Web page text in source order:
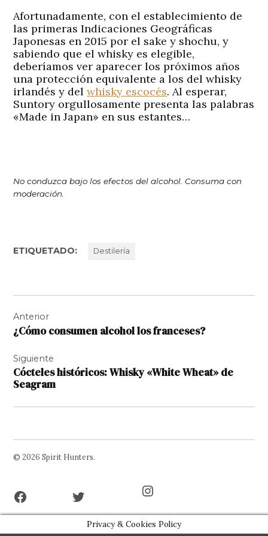
Afortunadamente, con el establecimiento de
las primeras Indicaciones Geográficas
Japonesas en 2015 por el sake y shochu, y
sabiendo que el whisky es elegible,
deberíamos ver aparecer los próximos años
una protección equivalente a los del whisky
irlandés y delwhisky escocés. Al esperar,
Suntory orgullosamente presenta las palabras
«Made in Japan» en sus estantes…
No conduzca bajo los efectos del alcohol.Consuma con
moderación.
ETIQUETADO: Destilería
de
entradas
Anterior
¿Cómo consumen alcohol los franceses?
Siguiente
Cócteles históricos: Whisky «White Wheat» de
Seagram
© 2026 Spirit Hunters.
Privacy & Cookies Policy